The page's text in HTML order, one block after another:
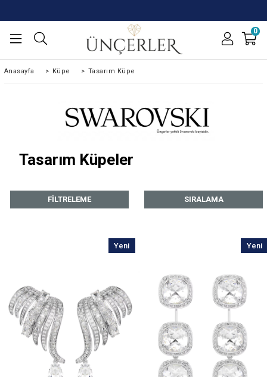
0
Anasayfa > Küpe > Tasarım Küpe
Tasarım Küpeler
FILTRELEME SIRALAMA
Yeni
Yeni